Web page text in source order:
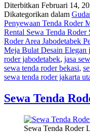
Diterbitkan Februari 14,
Dikategorikan dalam
Penyewaan Tenda Roder
Rental Sewa Tenda Roder
Roder Area Jabodetabek
Meja Bulat Desain Elegan
roder jabodetabek, jasa
sewa tenda roder bekasi,
sewa tenda roder jakarta
Sewa Tenda
Sewa Tenda Roder